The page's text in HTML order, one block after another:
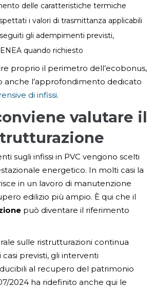
delle caratteristiche termiche
i valori di trasmittanza applicabili
gli adempimenti previsti,
quando richiesto
proprio il perimetro dell’ecobonus,
anche l’approfondimento dedicato
di infissi.
valutare il
sugli infissi in PVC vengono scelti
energetico. In molti casi la
in un lavoro di manutenzione
edilizio più ampio. È qui che il
può diventare il riferimento
sulle ristrutturazioni continua
previsti, gli interventi
al recupero del patrimonio
2024 ha ridefinito anche qui le